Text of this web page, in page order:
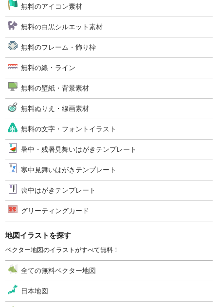
無料のアイコン素材
無料の白黒シルエット素材
無料のフレーム・飾り枠
無料の線・ライン
無料の壁紙・背景素材
無料ぬりえ・線画素材
無料の文字・フォントイラスト
暑中・残暑見舞いはがきテンプレート
寒中見舞いはがきテンプレート
喪中はがきテンプレート
グリーティングカード
地図イラストを探す
ベクター地図のイラストがすべて無料！
全ての無料ベクター地図
日本地図